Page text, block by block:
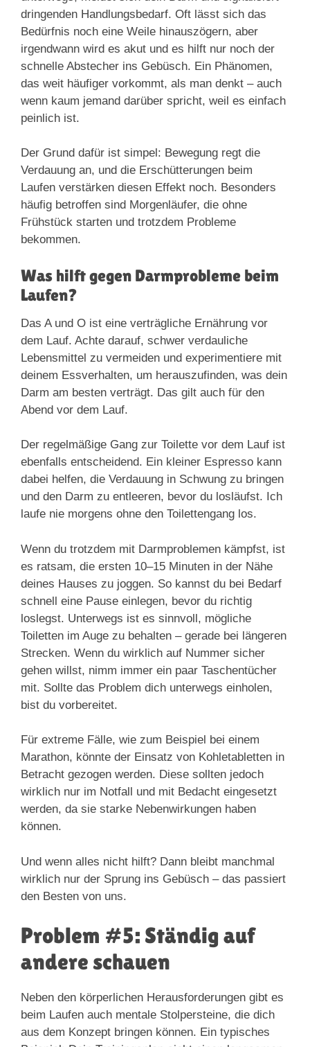
dringenden Handlungsbedarf. Oft lässt sich das
Bedürfnis noch eine Weile hinauszögern, aber
irgendwann wird es akut und es hilft nur noch der
schnelle Abstecher ins Gebüsch. Ein Phänomen,
das weit häufiger vorkommt, als man denkt – auch
wenn kaum jemand darüber spricht, weil es einfach
peinlich ist.
Der Grund dafür ist simpel: Bewegung regt die
Verdauung an, und die Erschütterungen beim
Laufen verstärken diesen Effekt noch. Besonders
häufig betroffen sind Morgenläufer, die ohne
Frühstück starten und trotzdem Probleme
bekommen.
Was hilft gegen Darmprobleme beim
Laufen?
Das A und O ist eine verträgliche Ernährung vor
dem Lauf. Achte darauf, schwer verdauliche
Lebensmittel zu vermeiden und experimentiere mit
deinem Essverhalten, um herauszufinden, was dein
Darm am besten verträgt. Das gilt auch für den
Abend vor dem Lauf.
Der regelmäßige Gang zur Toilette vor dem Lauf ist
ebenfalls entscheidend. Ein kleiner Espresso kann
dabei helfen, die Verdauung in Schwung zu bringen
und den Darm zu entleeren, bevor du losläufst. Ich
laufe nie morgens ohne den Toilettengang los.
Wenn du trotzdem mit Darmproblemen kämpfst, ist
es ratsam, die ersten 10–15 Minuten in der Nähe
deines Hauses zu joggen. So kannst du bei Bedarf
schnell eine Pause einlegen, bevor du richtig
loslegst. Unterwegs ist es sinnvoll, mögliche
Toiletten im Auge zu behalten – gerade bei längeren
Strecken. Wenn du wirklich auf Nummer sicher
gehen willst, nimm immer ein paar Taschentücher
mit. Sollte das Problem dich unterwegs einholen,
bist du vorbereitet.
Für extreme Fälle, wie zum Beispiel bei einem
Marathon, könnte der Einsatz von Kohletabletten in
Betracht gezogen werden. Diese sollten jedoch
wirklich nur im Notfall und mit Bedacht eingesetzt
werden, da sie starke Nebenwirkungen haben
können.
Und wenn alles nicht hilft? Dann bleibt manchmal
wirklich nur der Sprung ins Gebüsch – das passiert
den Besten von uns.
Problem #5: Ständig auf
andere schauen
Neben den körperlichen Herausforderungen gibt es
beim Laufen auch mentale Stolpersteine, die dich
aus dem Konzept bringen können. Ein typisches